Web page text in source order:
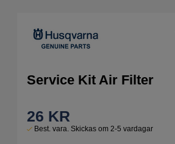
Service Kit Air Filter
26 KR
Best. vara. Skickas om 2-5 vardagar